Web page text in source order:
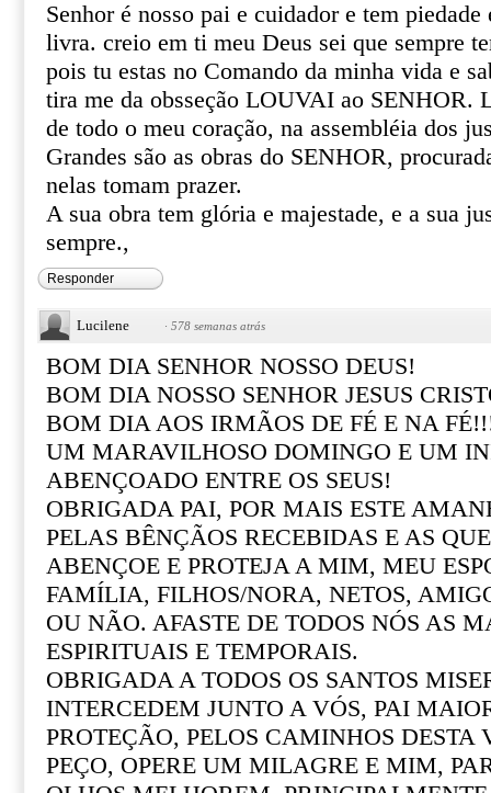
Senhor é nosso pai e cuidador e tem piedade
livra. creio em ti meu Deus sei que sempre
pois tu estas no Comando da minha vida e
tira me da obsseção LOUVAI ao SENHOR.
de todo o meu coração, na assembléia dos
Grandes são as obras do SENHOR,
nelas tomam prazer.
A sua obra tem glória e majestade, e a sua
sempre.,
Responder
Lucilene · 578 semanas atrás
BOM DIA SENHOR NOSSO DEUS!
BOM DIA NOSSO SENHOR JESUS
BOM DIA AOS IRMÃOS DE FÉ E NA
UM MARAVILHOSO DOMINGO E UM
ABENÇOADO ENTRE OS SEUS!
OBRIGADA PAI, POR MAIS ESTE
PELAS BÊNÇÃOS RECEBIDAS E AS
ABENÇOE E PROTEJA A MIM, MEU
FAMÍLIA, FILHOS/NORA, NETOS,
OU NÃO. AFASTE DE TODOS NÓS AS
ESPIRITUAIS E TEMPORAIS.
OBRIGADA A TODOS OS SANTOS
INTERCEDEM JUNTO A VÓS, PAI
PROTEÇÃO, PELOS CAMINHOS DESTA
PEÇO, OPERE UM MILAGRE E MIM,